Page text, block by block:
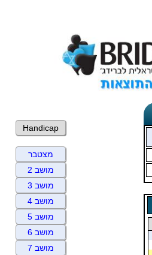
Handicap
מצטבר
מושב 2
מושב 3
מושב 4
מושב 5
מושב 6
מושב 7